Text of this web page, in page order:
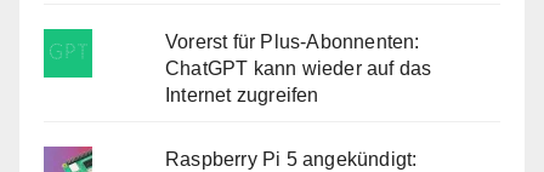
Vorerst für Plus-Abonnenten:
ChatGPT kann wieder auf das
Internet zugreifen
Raspberry Pi 5 angekündigt: